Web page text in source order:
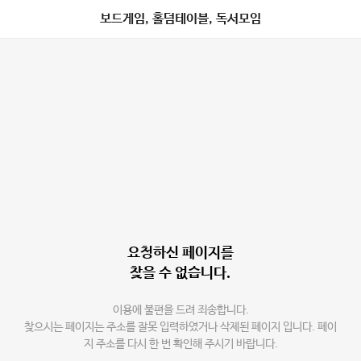
보드게임, 홀덤테이블, 독서모임
요청하신 페이지를
찾을 수 없습니다.
이용에 불편을 드려 죄송합니다.
찾으시는 페이지는 주소를 잘못 입력하였거나 삭제된 페이지 입니다. 페이
지 주소를 다시 한 번 확인해 주시기 바랍니다.